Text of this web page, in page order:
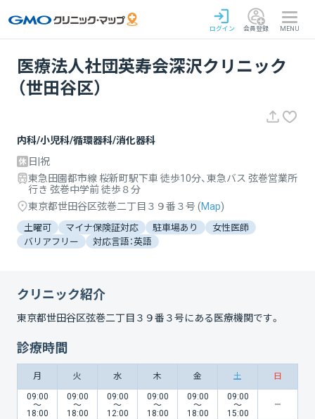
ログイン 会員登録 MENU
医療法人社団英寿会深沢クリニック
（世田谷区）
内科/小児科/循環器科/消化器科
日|祝
東急田園都市線 桜新町駅下車 徒歩10分、東急バス 弦巻営業所
行き 弦巻中学前 徒歩８分
東京都世田谷区弦巻二丁目３９番３号 (Map)
土曜可 マイナ保険証対応 駐車場あり
女性医師
バリアフリー
対応言語：英語
クリニック紹介
東京都世田谷区弦巻二丁目３９番３号にある医療機関です。
診療時間
月 火 水 木 金 土 日
09:00
〜
18:00
09:00
〜
18:00
09:00
〜
12:00
09:00
〜
18:00
09:00
〜
18:00
09:00
〜
15:00